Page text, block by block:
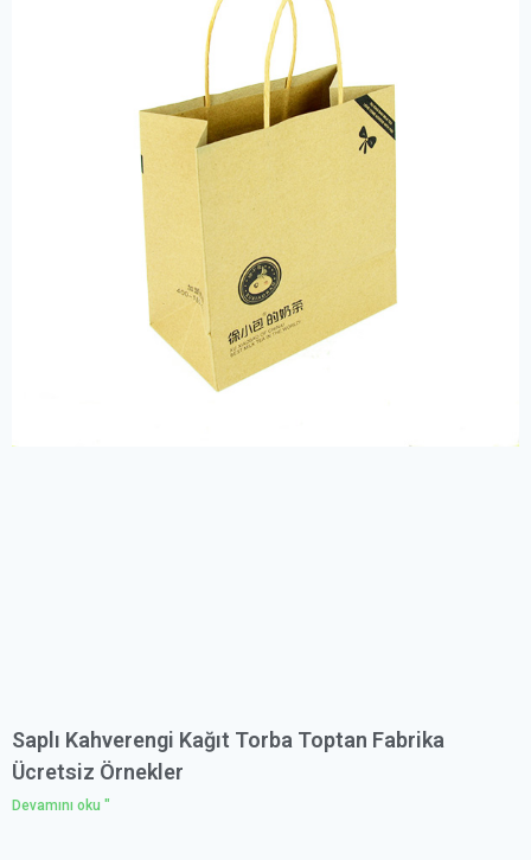
Saplı Kahverengi Kağıt Torba Toptan Fabrika
Ücretsiz Örnekler
Devamını oku "